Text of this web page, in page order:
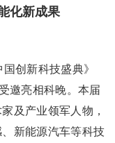
化新成果
创新科技盛典》
邀亮相科晚。本届
及产业领军人物，
新能源汽车等科技